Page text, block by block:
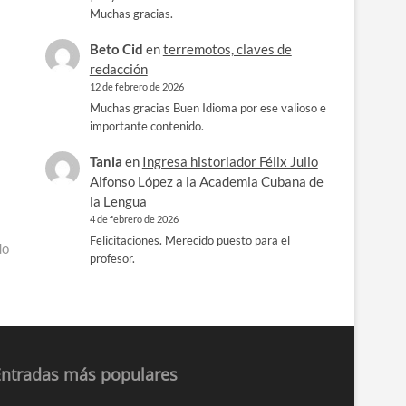
Muchas gracias.
Beto Cid enterremotos, claves de
redacción
12 de febrero de 2026
Muchas gracias Buen Idioma por ese valioso e
importante contenido.
Tania en Ingresa historiador Félix Julio
Alfonso López a la Academia Cubana de
la Lengua
4 de febrero de 2026
Felicitaciones. Merecido puesto para el
profesor.
más populares